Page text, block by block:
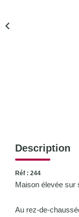
Description
Réf : 244
Maison élevée sur
Au rez-de-